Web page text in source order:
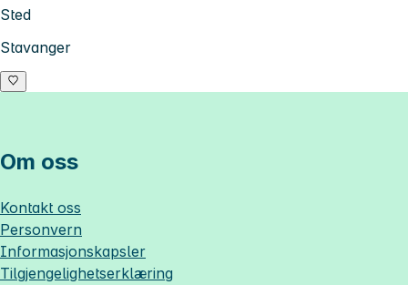
Sted
Stavanger
Om oss
Kontakt oss
Personvern
Informasjonskapsler
Tilgjengelighetserklæring